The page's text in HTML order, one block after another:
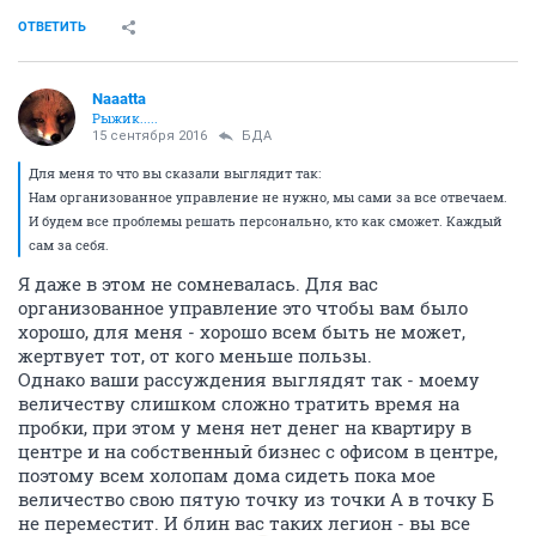
ОТВЕТИТЬ
Naaatta
Рыжик.....
15 сентября 2016 БДА
Для меня то что вы сказали выглядит так:
Нам организованное управление не нужно, мы сами за все отвечаем.
И будем все проблемы решать персонально, кто как сможет. Каждый
сам за себя.
Я даже в этом не сомневалась. Для вас
организованное управление это чтобы вам было
хорошо, для меня - хорошо всем быть не может,
жертвует тот, от кого меньше пользы.
Однако ваши рассуждения выглядят так - моему
величеству слишком сложно тратить время на
пробки, при этом у меня нет денег на квартиру в
центре и на собственный бизнес с офисом в центре,
поэтому всем холопам дома сидеть пока мое
величество свою пятую точку из точки А в точку Б
не переместит. И блин вас таких легион - вы все